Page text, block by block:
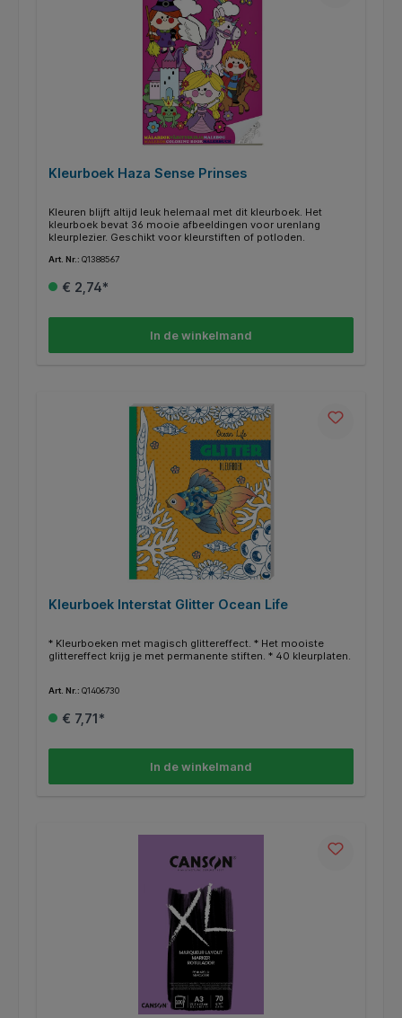
Kleurboek Haza Sense Prinses
Kleuren blijft altijd leuk helemaal met dit kleurboek. Het
kleurboek bevat 36 mooie afbeeldingen voor urenlang
kleurplezier. Geschikt voor kleurstiften of potloden.
Art. Nr.: Q1388567
€ 2,74*
In de winkelmand
Kleurboek Interstat Glitter Ocean Life
* Kleurboeken met magisch glittereffect. * Het mooiste
glittereffect krijg je met permanente stiften. * 40 kleurplaten.
Art. Nr.: Q1406730
€ 7,71*
In de winkelmand